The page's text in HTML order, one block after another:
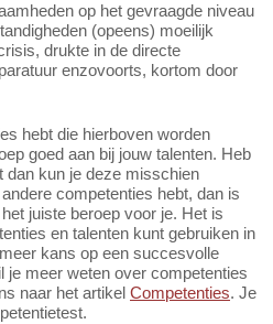
op het gevraagde niveau
(opeens) moeilijk
drukte in de directe
enzovoorts, kortom door
hebt die hierboven worden
goed aan bij jouw talenten. Heb
dan kun je deze misschien
competenties hebt, dan is
juiste beroep voor je. Het is
en talenten kunt gebruiken in
kans op een succesvolle
je meer weten over competenties
naar het artikel Competenties. Je